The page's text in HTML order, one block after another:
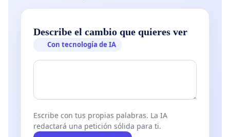
Describe el cambio que quieres ver
Con tecnología de IA
Escribe con tus propias palabras. La IA
redactará una petición sólida para ti.